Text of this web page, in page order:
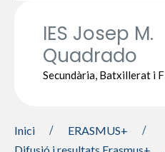
IES Josep M.
Quadrado
Secundària, Batxillerat i
Inici
ERASMUS+